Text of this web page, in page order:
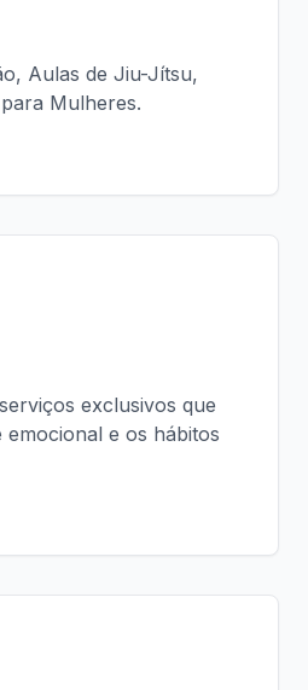
Aulas de Jiu-Jítsu,
Mulheres.
exclusivos que
e os hábitos